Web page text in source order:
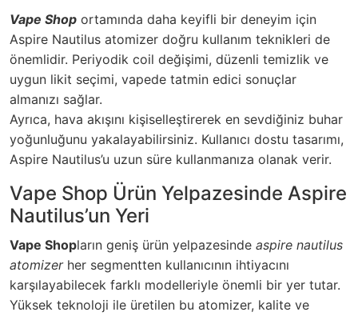
Vape Shop ortamında daha keyifli bir deneyim için
Aspire Nautilus atomizer doğru kullanım teknikleri de
önemlidir. Periyodik coil değişimi, düzenli temizlik ve
uygun likit seçimi, vapede tatmin edici sonuçlar
almanızı sağlar.
Ayrıca, hava akışını kişiselleştirerek en sevdiğiniz buhar
yoğunluğunu yakalayabilirsiniz. Kullanıcı dostu tasarımı,
Aspire Nautilus’u uzun süre kullanmanıza olanak verir.
Vape Shop Ürün Yelpazesinde Aspire
Nautilus’un Yeri
Vape Shopların geniş ürün yelpazesinde aspire nautilus
atomizerher segmentten kullanıcının ihtiyacını
karşılayabilecek farklı modelleriyle önemli bir yer tutar.
Yüksek teknoloji ile üretilen bu atomizer, kalite ve